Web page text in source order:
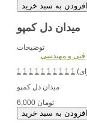
میدان دل کمپو
توضیحات
فنی و مهندسی
1 1 1 1 1 1 1 1 1 1
6,000 تومان